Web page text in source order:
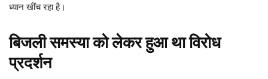
ध्यान खींच रहा है।
बिजली समस्या को लेकर हुआ था विरोध
प्रदर्शन